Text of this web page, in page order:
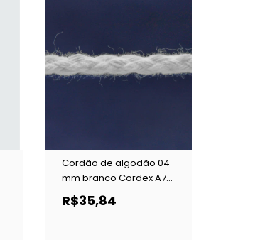
Cordão de algodão 04
mm branco Cordex A7
c/ 100 m
R$35,84